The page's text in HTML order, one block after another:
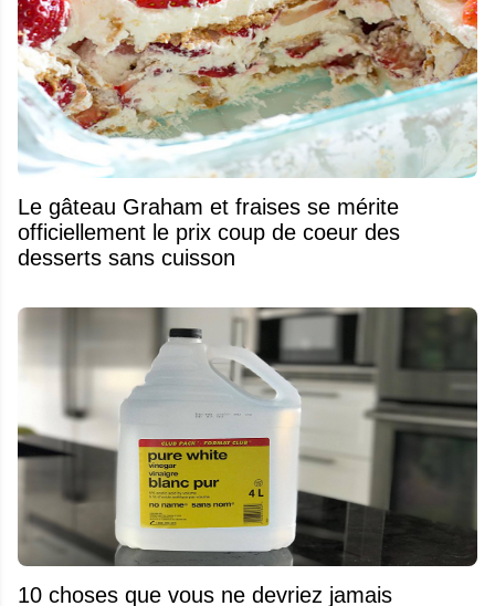
Le gâteau Graham et fraises se mérite
officiellement le prix coup de coeur des
desserts sans cuisson
10 choses que vous ne devriez jamais